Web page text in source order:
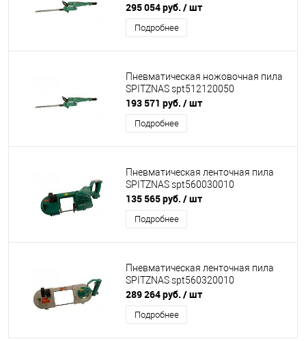
295 054 руб. / шт
Подробнее
Пневматическая ножовочная пила
SPITZNAS spt512120050
193 571 руб. / шт
Подробнее
Пневматическая ленточная пила
SPITZNAS spt560030010
135 565 руб. / шт
Подробнее
Пневматическая ленточная пила
SPITZNAS spt560320010
289 264 руб. / шт
Подробнее